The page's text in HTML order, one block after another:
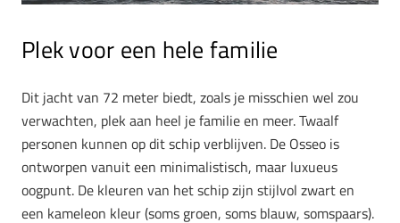
Plek voor een hele familie
Dit jacht van 72 meter biedt, zoals je misschien wel zou
verwachten, plek aan heel je familie en meer. Twaalf
personen kunnen op dit schip verblijven. De Osseo is
ontworpen vanuit een minimalistisch, maar luxueus
oogpunt. De kleuren van het schip zijn stijlvol zwart en
een kameleon kleur (soms groen, soms blauw, somspaars).